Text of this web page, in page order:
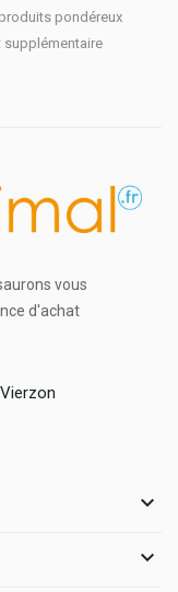
pondéreux
supplémentaire
vous
d'achat
keyboard_arrow_down
keyboard_arrow_down